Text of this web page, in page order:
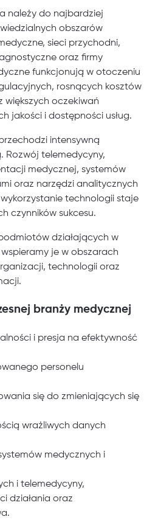
należy do najbardziej
obszarów
sieci przychodni,
oraz firmy
funkcjonują w otoczeniu
rosnących kosztów
większych oczekiwań
jakości i dostępności usług.
intensywną
Rozwój telemedycyny,
medycznej, systemów
oraz narzędzi analitycznych
technologii staje
czynników sukcesu.
działających w
je w obszarach
technologii oraz
branży medycznej
i presja na efektywność
personelu
się do zmieniających się
wrażliwych danych
medycznych i
i telemedycyny,
działania oraz